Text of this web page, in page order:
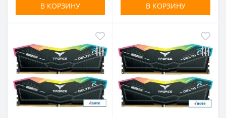
В КОРЗИНУ В КОРЗИНУ